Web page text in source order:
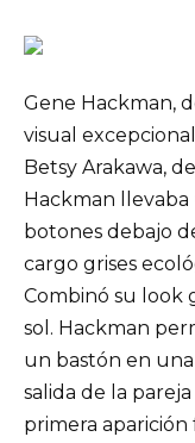
Gene Hackman,
visual
Betsy Arakawa,
Hackman llevaba
botones debajo
cargo grises
Combinó su look
sol. Hackman
un bastón en una
salida de la
primera aparición